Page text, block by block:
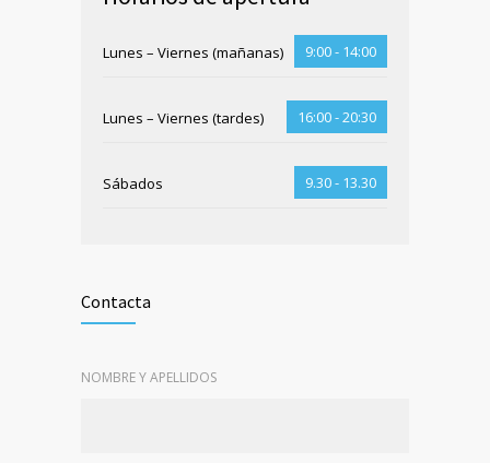
Lunes – Viernes (mañanas) 9:00 - 14:00
Lunes – Viernes (tardes) 16:00 - 20:30
Sábados 9.30 - 13.30
Contacta
NOMBRE Y APELLIDOS